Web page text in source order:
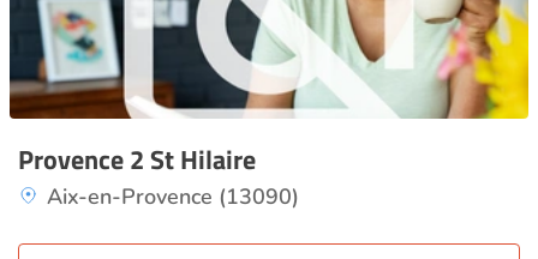
Provence 2 St Hilaire
Aix-en-Provence (13090)